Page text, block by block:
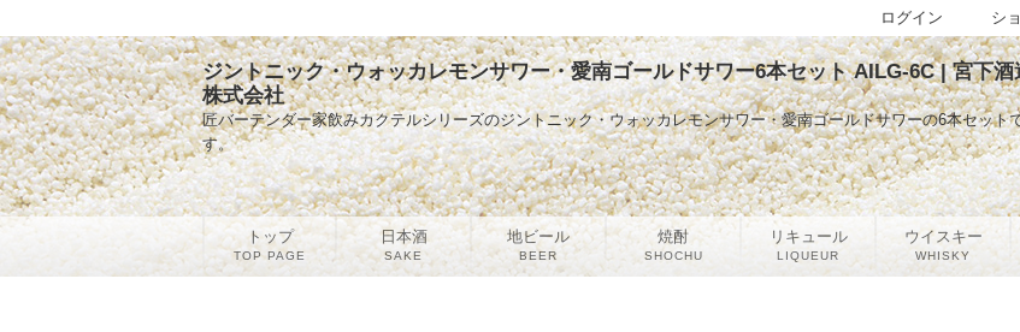
ジントニック・ウォッカレモンサワー・愛南ゴールドサワー6本セット AILG-6C | 宮下酒
株式会社
匠バーテンダー家飲みカクテルシリーズのジントニック・ウォッカレモンサワー・愛南ゴールドサワーの6本セット
す。
トップ
TOP PAGE
日本酒
SAKE
地ビール
BEER
焼酎
SHOCHU
リキュール
LIQUEUR
ウイスキー
WHISKY
シ
ログイン